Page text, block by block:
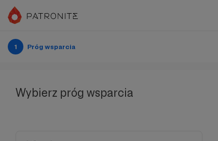
1 Próg wsparcia
Wybierz próg wsparcia